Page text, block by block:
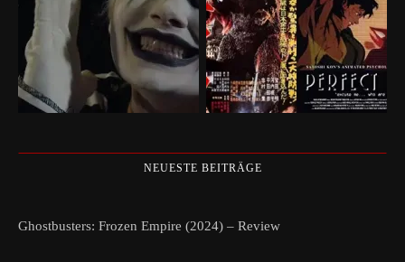
NEUESTE BEITRÄGE
Ghostbusters: Frozen Empire (2024) – Review